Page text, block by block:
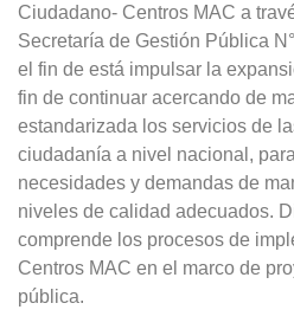
Ciudadano- Centros MAC a
Secretaría de Gestión Pública
el fin de está impulsar la
fin de continuar acercando de
estandarizada los servicios de
ciudadanía a nivel nacional,
necesidades y demandas de
niveles de calidad adecuados.
comprende los procesos de
Centros MAC en el marco de
pública.